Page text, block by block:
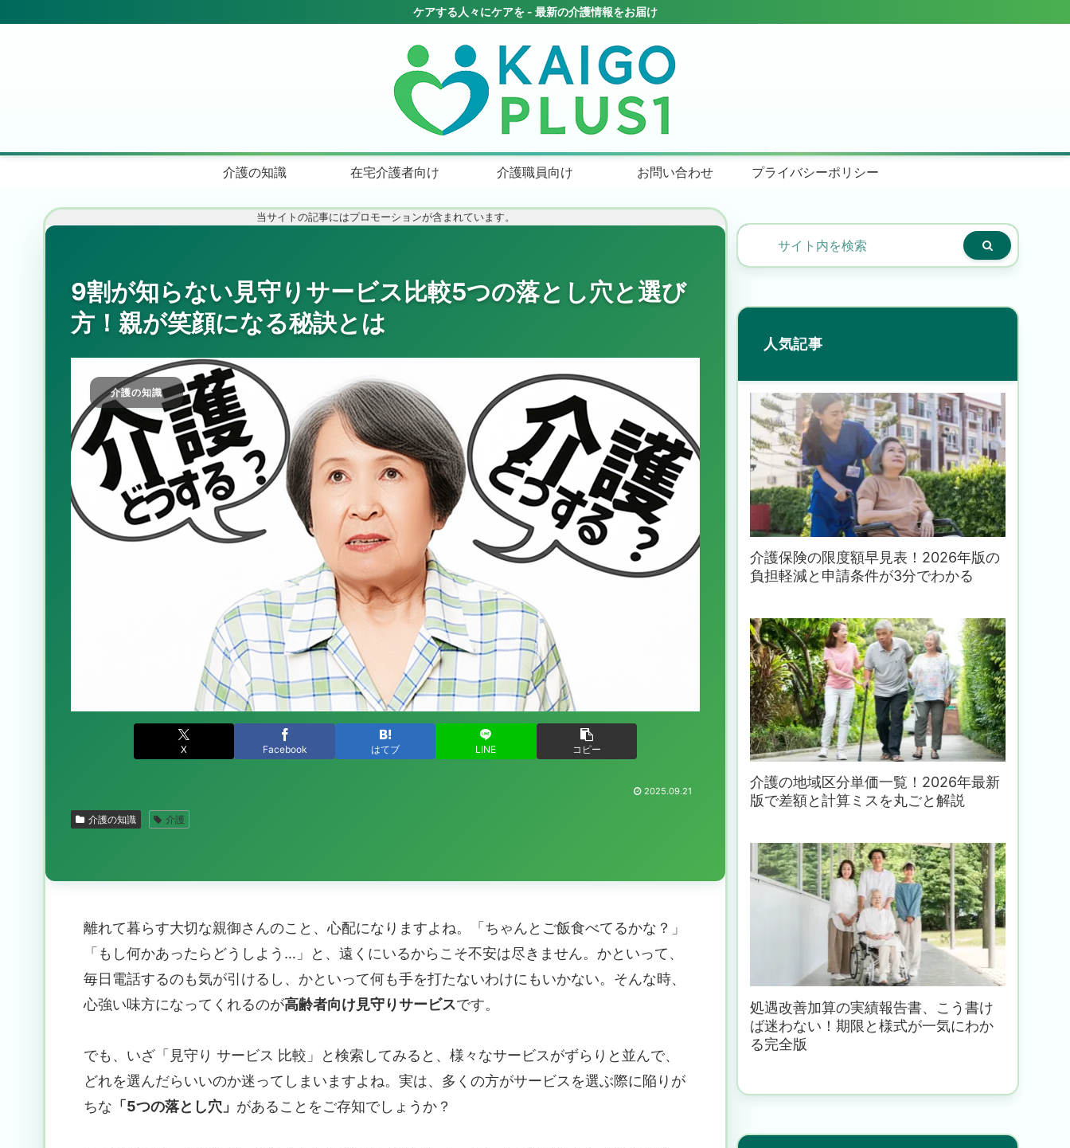
介護の知識 在宅介護者向け 介護職員向け お問い合わせ プライバシーポリシー
当サイトの記事にはプロモーションが含まれています。
9割が知らない見守りサービス比較5つの落とし穴と選び
方！親が笑顔になる秘訣とは
介護の知識
X Facebook はてブ LINE コピー
2025.09.21
介護の知識 介護
離れて暮らす大切な親御さんのこと、心配になりますよね。「ちゃんとご飯食べてるかな？」
「もし何かあったらどうしよう…」と、遠くにいるからこそ不安は尽きません。かといって、
毎日電話するのも気が引けるし、かといって何も手を打たないわけにもいかない。そんな時、
心強い味方になってくれるのが高齢者向け見守りサービスです。
でも、いざ「見守り サービス 比較」と検索してみると、様々なサービスがずらりと並んで、
どれを選んだらいいのか迷ってしまいますよね。実は、多くの方がサービスを選ぶ際に陥りが
ちな 「5つの落とし穴」 があることをご存知でしょうか？
人気記事
介護保険の限度額早見表！2026年版の
負担軽減と申請条件が3分でわかる
介護の地域区分単価一覧！2026年最新
版で差額と計算ミスを丸ごと解説
処遇改善加算の実績報告書、こう書け
ば迷わない！期限と様式が一気にわか
る完全版